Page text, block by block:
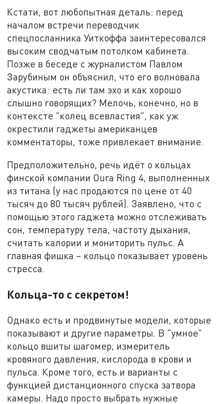
Кстати, вот любопытная деталь: перед
началом встречи переводчик
спецпосланника Уиткоффа заинтересовался
высоким сводчатым потолком кабинета.
Позже в беседе с журналистом Павлом
Зарубиным он объяснил, что его волновала
акустика: есть ли там эхо и как хорошо
слышно говорящих? Мелочь, конечно, но в
контексте "колец всевластия", как уж
окрестили гаджеты американцев
комментаторы, тоже привлекает внимание.
Предположительно, речь идёт о кольцах
финской компании Oura Ring 4, выполненных
из титана (у нас продаются по цене от 40
тысяч до 80 тысяч рублей). Заявлено, что с
помощью этого гаджета можно отслеживать
сон, температуру тела, частоту дыхания,
считать калории и мониторить пульс. А
главная фишка – кольцо показывает уровень
стресса.
Кольца-то с секретом!
Однако есть и продвинутые модели, которые
показывают и другие параметры. В "умное"
кольцо вшиты шагомер, измеритель
кровяного давления, кислорода в крови и
пульса. Кроме того, есть и варианты с
функцией дистанционного спуска затвора
камеры. Надо просто выбрать нужные